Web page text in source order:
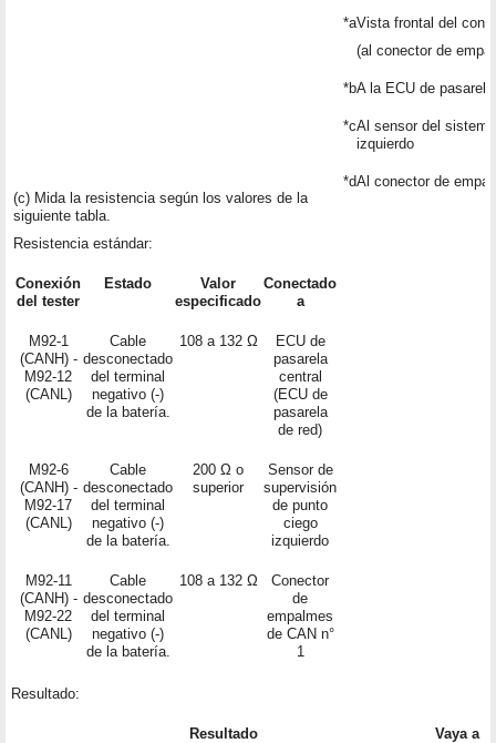
(c) Mida la resistencia según los valores de la
siguiente tabla.
Resistencia estándar:
Conexión
del tester
Estado
Valor
especificado
Conectado
a
M92-1
(CANH) -
M92-12
(CANL)
Cable
desconectado
del terminal
negativo (-)
de la batería.
108 a 132 Ω
ECU de
pasarela
central
(ECU de
pasarela
de red)
M92-6
(CANH) -
M92-17
(CANL)
Cable
desconectado
del terminal
negativo (-)
de la batería.
200 Ω o
superior
Sensor de
supervisión
de punto
ciego
izquierdo
M92-11
(CANH) -
M92-22
(CANL)
Cable
desconectado
del terminal
negativo (-)
de la batería.
108 a 132 Ω
Conector
de
empalmes
de CAN n°
1
*aVista frontal del
(al conector de
*bA la ECU de
*cAl sensor del
izquierdo
*dAl conector de
Resultado:
Resultado Vaya a